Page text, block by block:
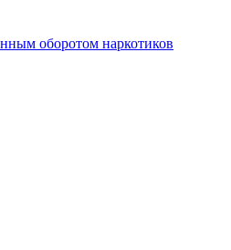
оборотом наркотиков